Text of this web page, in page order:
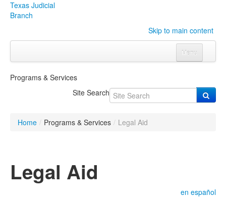
Texas Judicial
Branch
Skip to main content
Menu
Click to expand submenu
Programs & Services
Programs & Services
Site Search
Home / Programs & Services / Legal Aid
Legal Aid
en español